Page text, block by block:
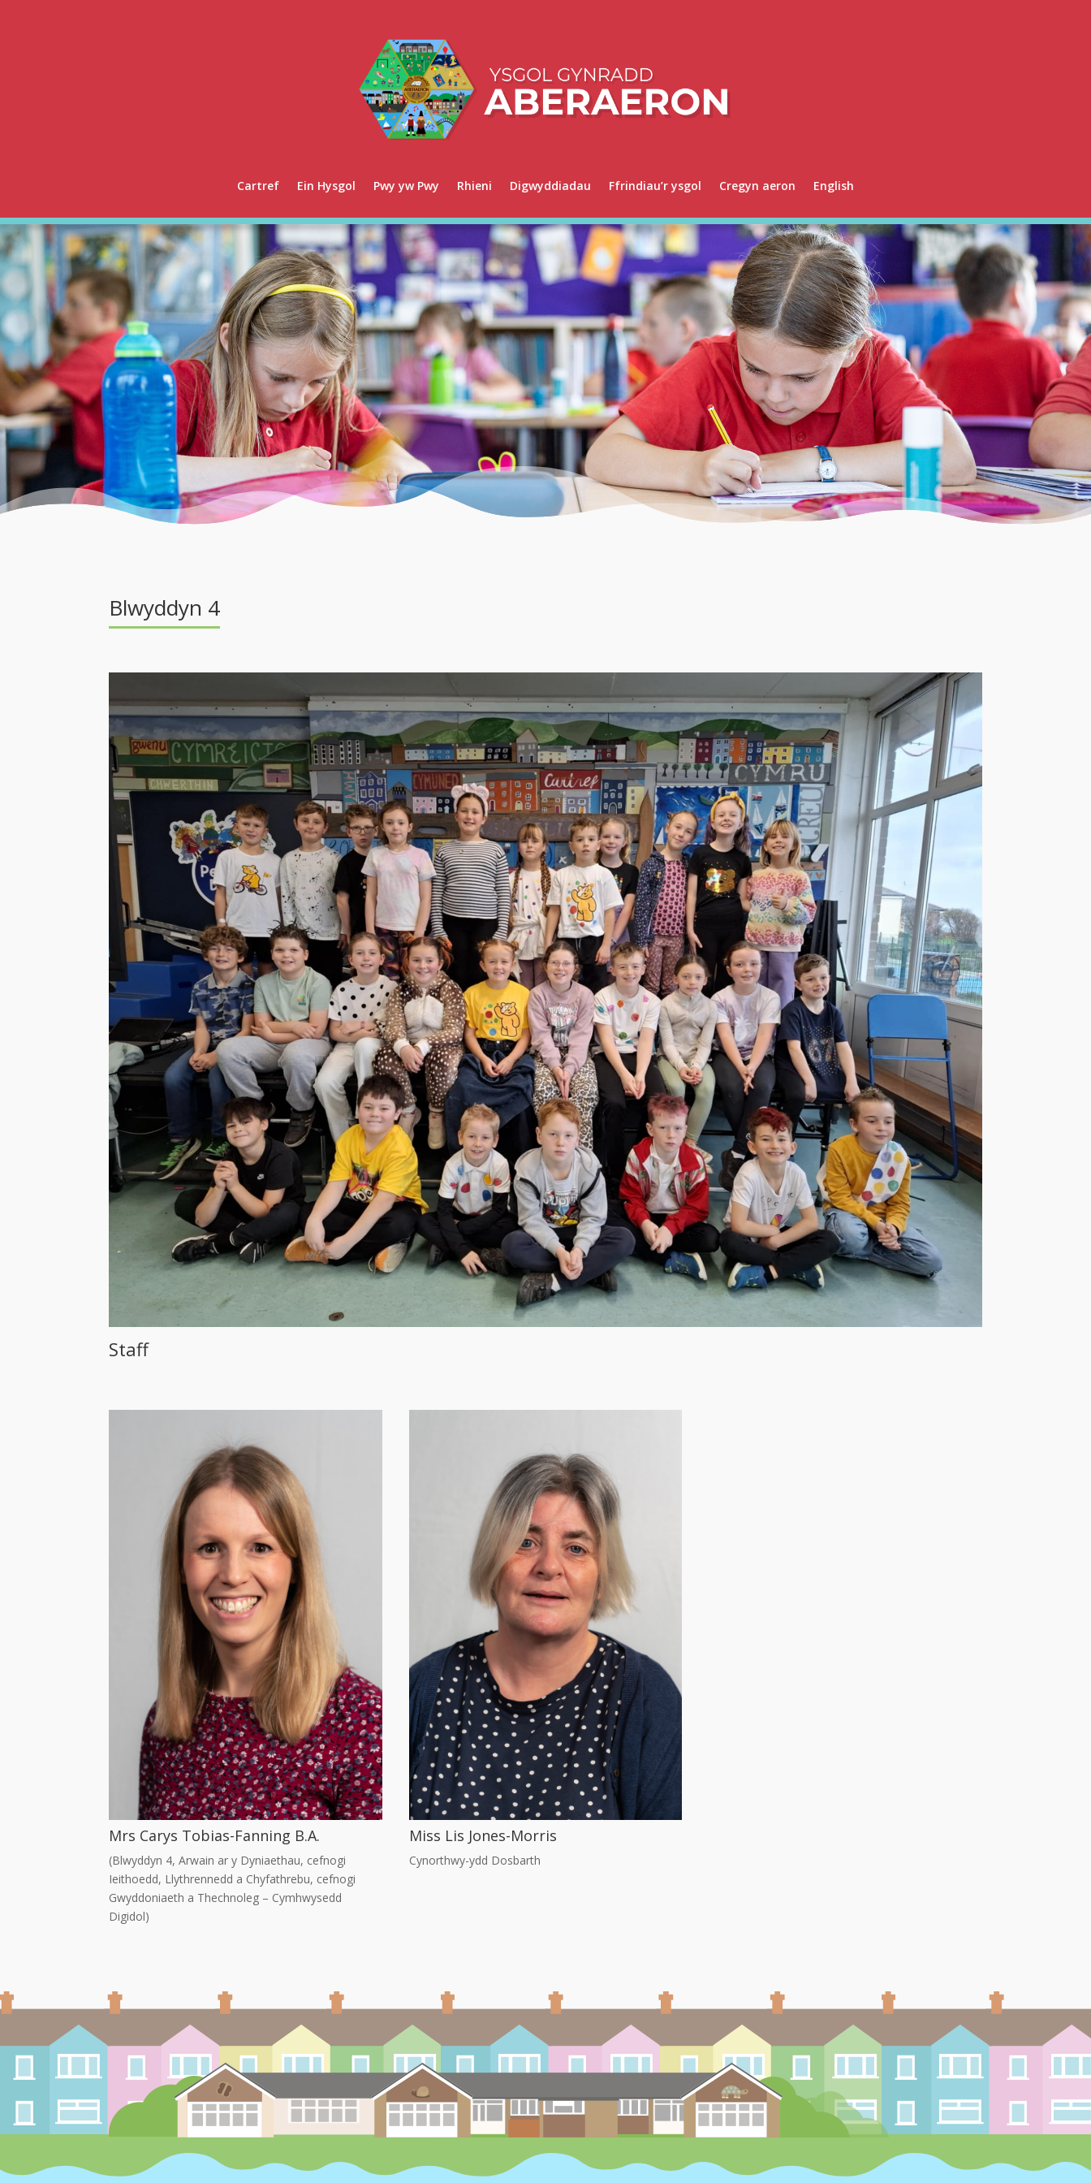
Cartref Ein Hysgol Pwy yw Pwy Rhieni Digwyddiadau Ffrindiau’r ysgol Cregyn aeron English
Blwyddyn 4
Staff
Mrs Carys Tobias-Fanning B.A.
(Blwyddyn 4, Arwain ar y Dyniaethau, cefnogi
Ieithoedd, Llythrennedd a Chyfathrebu, cefnogi
Gwyddoniaeth a Thechnoleg – Cymhwysedd
Digidol)
Miss Lis Jones-Morris
Cynorthwy-ydd Dosbarth